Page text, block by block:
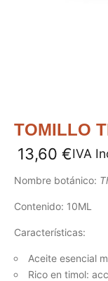
TOMILLO
13,60 €IVA
Nombre botánico:
Contenido: 10ML
Características:
Aceite esencial
Rico en timol: